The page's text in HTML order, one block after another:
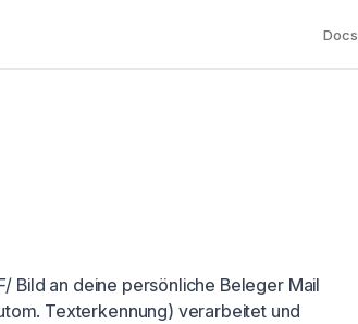
Docs
Bild an deine persönliche Beleger Mail
Texterkennung) verarbeitet und